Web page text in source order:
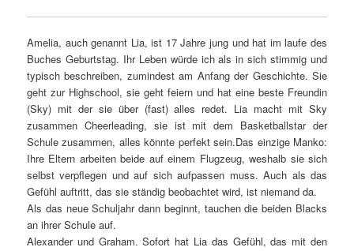
Amelia, auch genannt Lia, ist 17 Jahre jung und hat im laufe des
Buches Geburtstag. Ihr Leben würde ich als in sich stimmig und
typisch beschreiben, zumindest am Anfang der Geschichte. Sie
geht zur Highschool, sie geht feiern und hat eine beste Freundin
(Sky) mit der sie über (fast) alles redet. Lia macht mit Sky
zusammen Cheerleading, sie ist mit dem Basketballstar der
Schule zusammen, alles könnte perfekt sein.Das einzige Manko:
Ihre Eltern arbeiten beide auf einem Flugzeug, weshalb sie sich
selbst verpflegen und auf sich aufpassen muss. Auch als das
Gefühl auftritt, das sie ständig beobachtet wird, ist niemand da.
Als das neue Schuljahr dann beginnt, tauchen die beiden Blacks
an ihrer Schule auf.
Alexander und Graham. Sofort hat Lia das Gefühl, das mit den